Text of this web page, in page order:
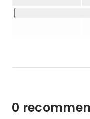
と社会課題の解決に
0